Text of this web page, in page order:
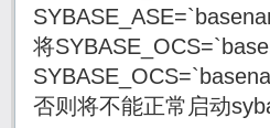
将
否则将不能正常启动